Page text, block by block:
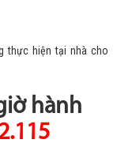
thực hiện tại nhà cho
hành